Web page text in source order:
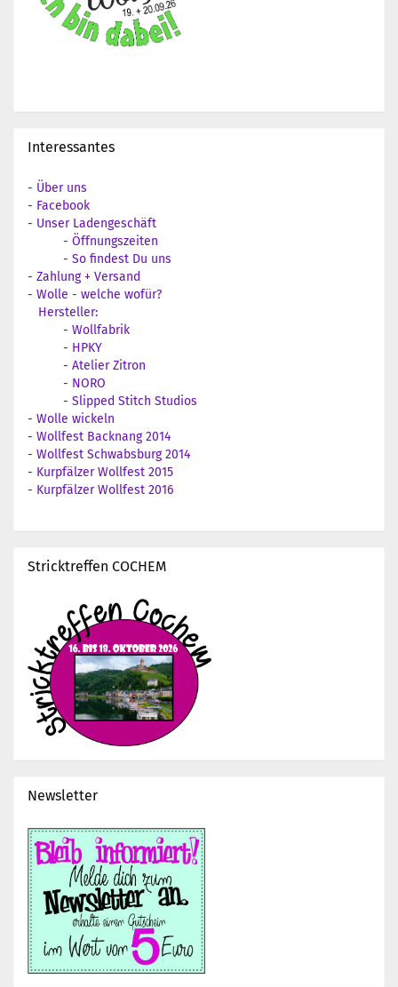
Interessantes
- Über uns
- Facebook
- Unser Ladengeschäft
- Öffnungszeiten
- So findest Du uns
- Zahlung + Versand
- Wolle - welche wofür?
Hersteller:
- Wollfabrik
- HPKY
- Atelier Zitron
- NORO
- Slipped Stitch Studios
- Wolle wickeln
- Wollfest Backnang 2014
- Wollfest Schwabsburg 2014
- Kurpfälzer Wollfest 2015
- Kurpfälzer Wollfest 2016
Stricktreffen COCHEM
Newsletter